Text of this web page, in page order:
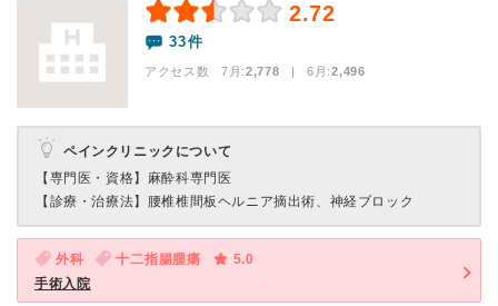
2.72
33件
アクセス数 7月:2,778 | 6月:2,496
ペインクリニックについて
【専門医・資格】 麻酔科専門医
【診療・治療法】
腰椎椎間板ヘルニア摘出術、神経ブロック
外科 十二指腸腫瘍
5.0
手術入院